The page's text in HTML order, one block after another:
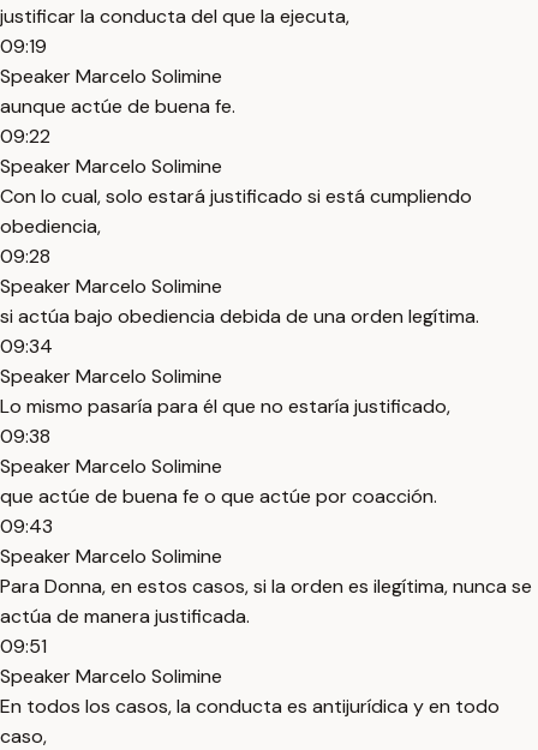
justificar la conducta del que la ejecuta,
09:19
Speaker Marcelo Solimine
aunque actúe de buena fe.
09:22
Speaker Marcelo Solimine
Con lo cual, solo estará justificado si está cumpliendo
obediencia,
09:28
Speaker Marcelo Solimine
si actúa bajo obediencia debida de una orden legítima.
09:34
Speaker Marcelo Solimine
Lo mismo pasaría para él que no estaría justificado,
09:38
Speaker Marcelo Solimine
que actúe de buena fe o que actúe por coacción.
09:43
Speaker Marcelo Solimine
Para Donna, en estos casos, si la orden es ilegítima, nunca se
actúa de manera justificada.
09:51
Speaker Marcelo Solimine
En todos los casos, la conducta es antijurídica y en todo
caso,